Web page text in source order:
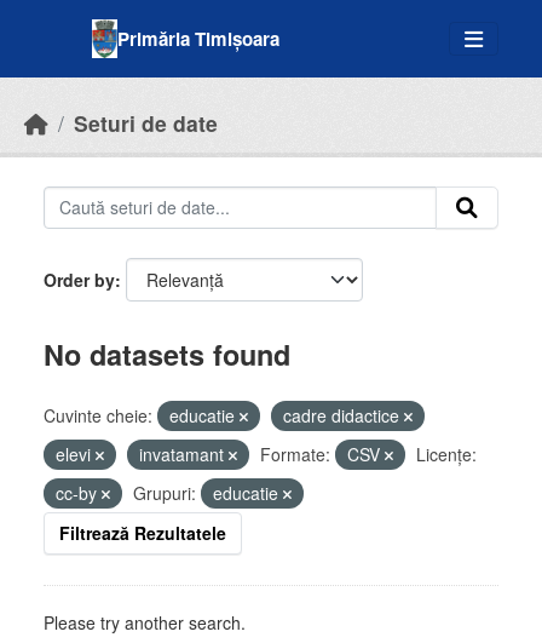
Primăria Timișoara
Seturi de date
Order by
No datasets found
Cuvinte cheie: educatie
cadre didactice
elevi
invatamant Formate: CSV
Licenţe:
cc-by
Grupuri:
educatie
Filtrează Rezultatele
Please try another search.